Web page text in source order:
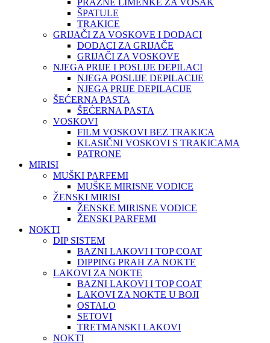
PRAZNE LIMENKE ZA VOSAK
ŠPATULE
TRAKICE
GRIJAČI ZA VOSKOVE I DODACI
DODACI ZA GRIJAČE
GRIJAČI ZA VOSKOVE
NJEGA PRIJE I POSLIJE DEPILACI
NJEGA POSLIJE DEPILACIJE
NJEGA PRIJE DEPILACIJE
ŠEĆERNA PASTA
ŠEĆERNA PASTA
VOSKOVI
FILM VOSKOVI BEZ TRAKICA
KLASIČNI VOSKOVI S TRAKICAMA
PATRONE
MIRISI
MUŠKI PARFEMI
MUŠKE MIRISNE VODICE
ŽENSKI MIRISI
ŽENSKE MIRISNE VODICE
ŽENSKI PARFEMI
NOKTI
DIP SISTEM
BAZNI LAKOVI I TOP COAT
DIPPING PRAH ZA NOKTE
LAKOVI ZA NOKTE
BAZNI LAKOVI I TOP COAT
LAKOVI ZA NOKTE U BOJI
OSTALO
SETOVI
TRETMANSKI LAKOVI
NOKTI